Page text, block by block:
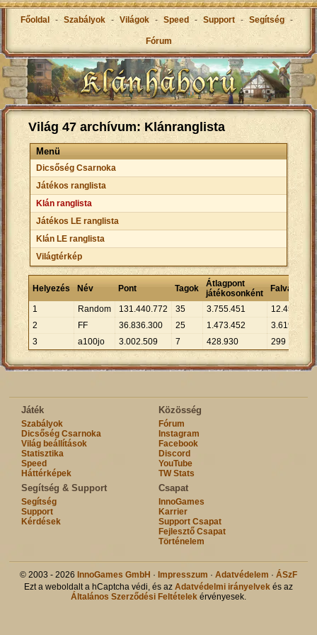
Főoldal - Szabályok - Világok - Speed - Support - Segítség -
Fórum
Világ 47 archívum: Klánranglista
Menü
Dicsőség Csarnoka
Játékos ranglista
Klán ranglista
Játékos LE ranglista
Klán LE ranglista
Világtérkép
Helyezés Név Pont Tagok
Átlagpont
játékosonként
Falvak
1
Random 131.440.772 35 3.755.451 12.451
2
FF 36.836.300 25 1.473.452 3.619 10.
3
a100jo 3.002.509 7 428.930 299 10.
Játék
Szabályok
Dicsőség Csarnoka
Világ beállítások
Statisztika
Speed
Háttérképek
Közösség
Fórum
Instagram
Facebook
Discord
YouTube
TW Stats
Segítség & Support
Segítség
Support
Kérdések
Csapat
InnoGames
Karrier
Support Csapat
Fejlesztő Csapat
Történelem
© 2003 - 2026 InnoGames GmbH · Impresszum · Adatvédelem · ÁSzF
Ezt a weboldalt a hCaptcha védi, és az Adatvédelmi irányelvekés az
Általános Szerződési Feltételekérvényesek.